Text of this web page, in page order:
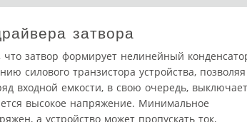
затвора
что затвор формирует нелинейный
силового транзистора устройства, позволяя
входной емкости, в свою очередь, выключает
высокое напряжение. Минимальное
а устройство может пропускать ток,